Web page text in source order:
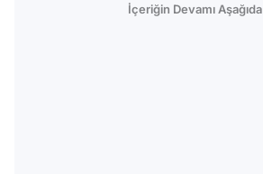
İçeriğin Devamı Aşağıda